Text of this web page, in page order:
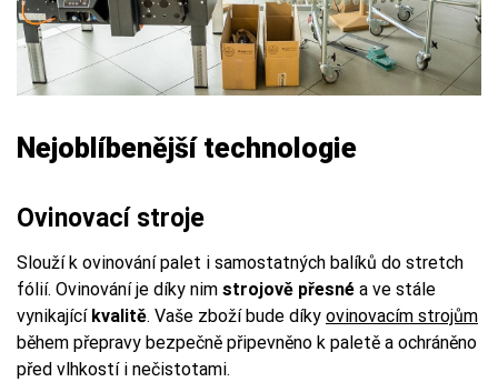
Nejoblíbenější technologie
Ovinovací stroje
Slouží k ovinování palet i samostatných balíků do stretch
fólií. Ovinování je díky nim strojově přesné a ve stále
vynikající kvalitě. Vaše zboží bude díky ovinovacím strojům
během přepravy bezpečně připevněno k paletě a ochráněno
před vlhkostí i nečistotami.